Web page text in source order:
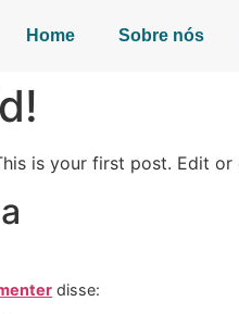
Home Sobre nós
is your first post. Edit
disse: